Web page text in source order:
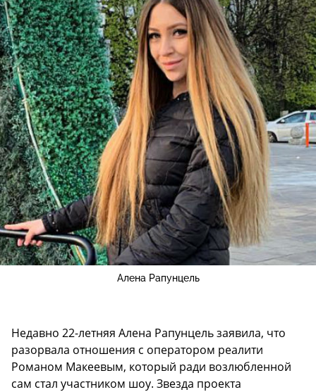
Алена Рапунцель
Недавно 22-летняя Алена Рапунцель заявила, что
разорвала отношения с оператором реалити
Романом Макеевым, который ради возлюбленной
сам стал участником шоу. Звезда проекта